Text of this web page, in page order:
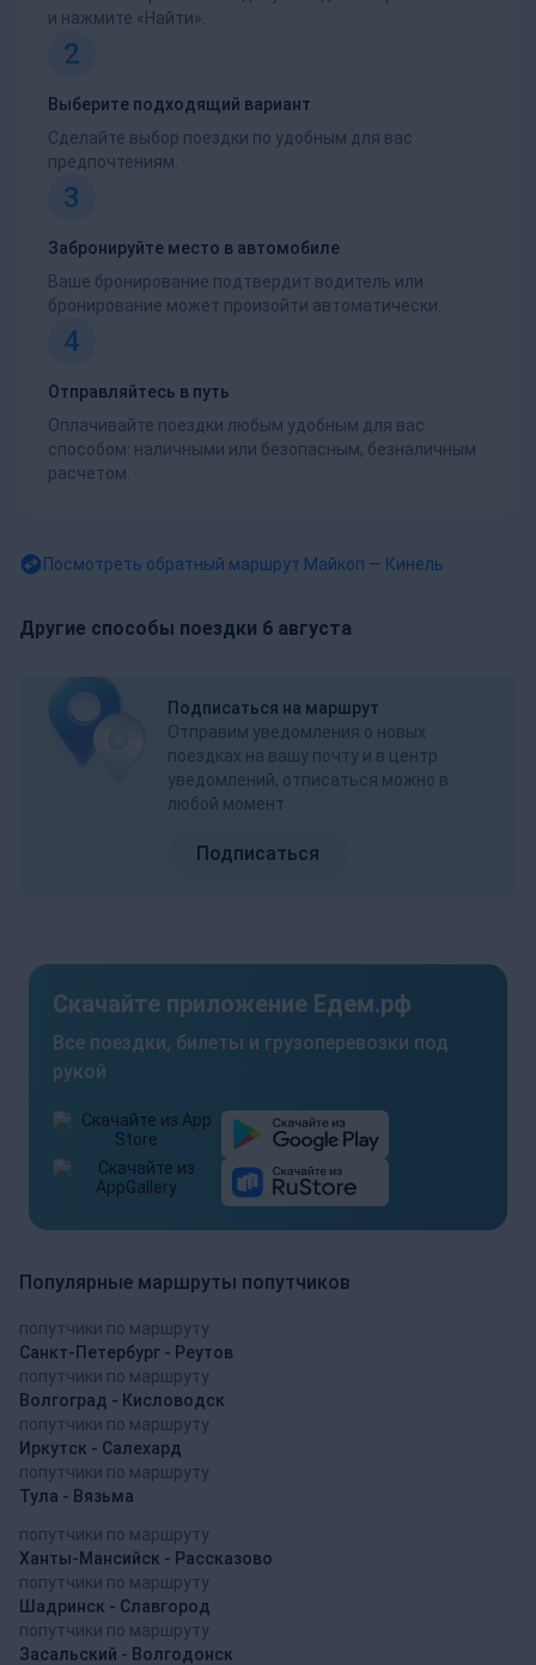
и нажмите «Найти».
2
Выберите подходящий вариант
Сделайте выбор поездки по удобным для вас
предпочтениям.
3
Забронируйте место в автомобиле
Ваше бронирование подтвердит водитель или
бронирование может произойти автоматически.
4
Отправляйтесь в путь
Оплачивайте поездки любым удобным для вас
способом: наличными или безопасным, безналичным
расчетом.
Посмотреть обратный маршрут Майкоп — Кинель
Другие способы поездки 6 августа
Подписаться на маршрут
Отправим уведомления о новых
поездках на вашу почту и в центр
уведомлений, отписаться можно в
любой момент
Подписаться
Скачайте приложение Едем.рф
Все поездки, билеты и грузоперевозки под
рукой
Популярные маршруты попутчиков
попутчики по маршруту
Санкт-Петербург - Реутов
попутчики по маршруту
Волгоград - Кисловодск
попутчики по маршруту
Иркутск - Салехард
попутчики по маршруту
Тула - Вязьма
попутчики по маршруту
Ханты-Мансийск - Рассказово
попутчики по маршруту
Шадринск - Славгород
попутчики по маршруту
Засальский - Волгодонск